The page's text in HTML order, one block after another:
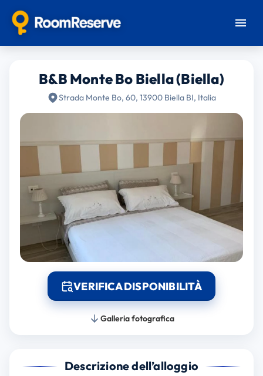
B&B Monte Bo Biella (Biella)
Strada Monte Bo, 60, 13900 Biella BI, Italia
VERIFICA DISPONIBILITÀ
Galleria fotografica
Descrizione dell’alloggio